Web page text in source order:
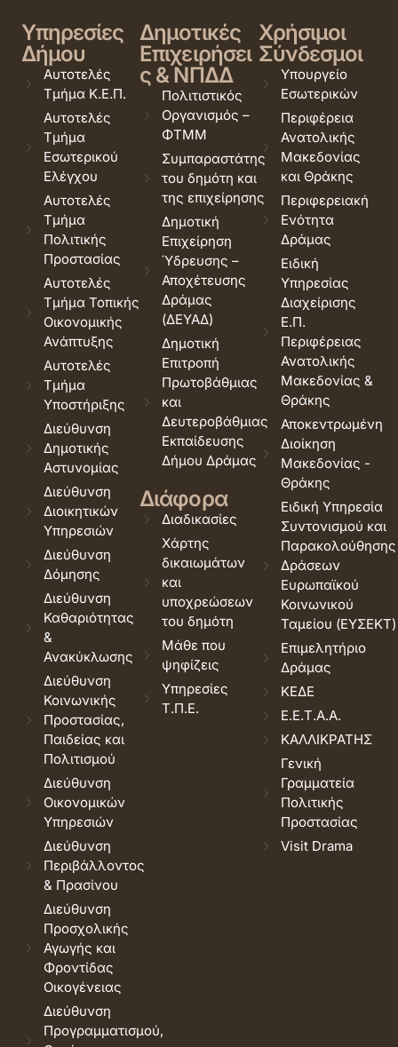
Υπηρεσίες
Δήμου
Αυτοτελές
Τμήμα Κ.Ε.Π.
Αυτοτελές
Τμήμα
Εσωτερικού
Ελέγχου
Αυτοτελές
Τμήμα
Πολιτικής
Προστασίας
Αυτοτελές
Τμήμα Τοπικής
Οικονομικής
Ανάπτυξης
Αυτοτελές
Τμήμα
Υποστήριξης
Διεύθυνση
Δημοτικής
Αστυνομίας
Διεύθυνση
Διοικητικών
Υπηρεσιών
Διεύθυνση
Δόμησης
Διεύθυνση
Καθαριότητας
&
Ανακύκλωσης
Διεύθυνση
Κοινωνικής
Προστασίας,
Παιδείας και
Πολιτισμού
Διεύθυνση
Οικονομικών
Υπηρεσιών
Διεύθυνση
Περιβάλλοντος
& Πρασίνου
Διεύθυνση
Προσχολικής
Αγωγής και
Φροντίδας
Οικογένειας
Διεύθυνση
Προγραμματισμού,
Δημοτικές
Επιχειρήσει
ς & ΝΠΔΔ
Πολιτιστικός
Οργανισμός –
ΦΤΜΜ
Συμπαραστάτης
του δημότη και
της επιχείρησης
Δημοτική
Επιχείρηση
Ύδρευσης –
Αποχέτευσης
Δράμας
(ΔΕΥΑΔ)
Δημοτική
Επιτροπή
Πρωτοβάθμιας
και
Δευτεροβάθμιας
Εκπαίδευσης
Δήμου Δράμας
Διάφορα
Διαδικασίες
Χάρτης
δικαιωμάτων
και
υποχρεώσεων
του δημότη
Μάθε που
ψηφίζεις
Υπηρεσίες
Τ.Π.Ε.
Χρήσιμοι
Σύνδεσμοι
Υπουργείο
Εσωτερικών
Περιφέρεια
Ανατολικής
Μακεδονίας
και Θράκης
Περιφερειακή
Ενότητα
Δράμας
Ειδική
Υπηρεσίας
Διαχείρισης
Ε.Π.
Περιφέρειας
Ανατολικής
Μακεδονίας &
Θράκης
Αποκεντρωμένη
Διοίκηση
Μακεδονίας -
Θράκης
Ειδική Υπηρεσία
Συντονισμού και
Παρακολούθησης
Δράσεων
Ευρωπαϊκού
Κοινωνικού
Ταμείου (ΕΥΣΕΚΤ)
Επιμελητήριο
Δράμας
ΚΕΔΕ
Ε.Ε.Τ.Α.Α.
ΚΑΛΛΙΚΡΑΤΗΣ
Γενική
Γραμματεία
Πολιτικής
Προστασίας
Visit Drama